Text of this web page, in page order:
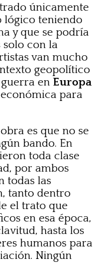
únicamente
lógico teniendo
y que se podría
con la
van mucho
geopolítico
en Europa
para
es que no se
bando. En
toda clase
por ambos
todas las
tanto dentro
el trato que
en esa época,
hasta los
humanos para
Ningún